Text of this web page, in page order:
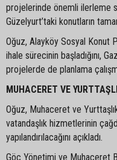
projelerinde önemli ilerleme
Güzelyurt’taki konutların
Oğuz, Alayköy Sosyal Konut
ihale sürecinin başladığını,
projelerde de planlama
MUHACERET VE
Oğuz, Muhaceret ve
vatandaşlık hizmetlerinin
yapılandırılacağını açıkladı.
Göç Yönetimi ve Muhaceret